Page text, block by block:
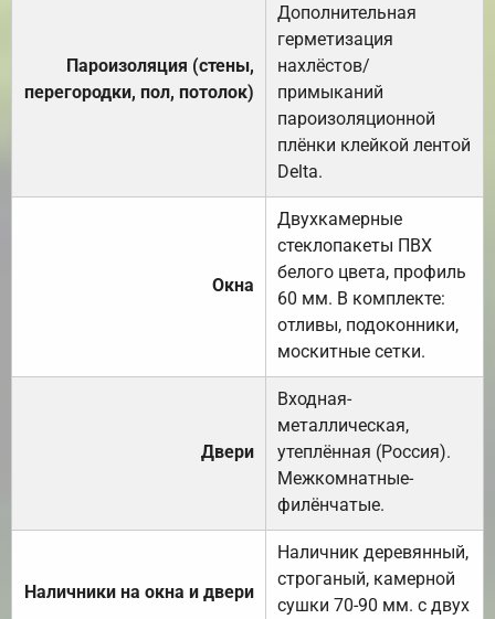
Пароизоляция (стены,
перегородки, пол, потолок)
Дополнительная
герметизация
нахлёстов/
примыканий
пароизоляционной
плёнки клейкой лентой
Delta.
Окна
Двухкамерные
стеклопакеты ПВХ
белого цвета, профиль
60 мм. В комплекте:
отливы, подоконники,
москитные сетки.
Двери
Входная-
металлическая,
утеплённая (Россия).
Межкомнатные-
филёнчатые.
Наличники на окна и двери
Наличник деревянный,
строганый, камерной
сушки 70-90 мм. с двух